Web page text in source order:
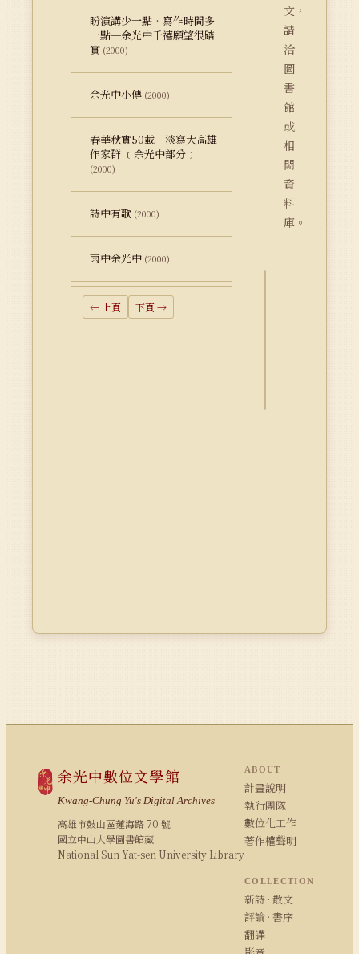
盼演講少一點‧寫作時間多
一點─余光中千禧願望很踏
實 (2000)
余光中小傳 (2000)
春華秋實50載─淡寫大高雄
作家群 ﹝余光中部分﹞
(2000)
詩中有歌 (2000)
雨中余光中 (2000)
← 上頁 下頁 →
文，
請
洽
圖
書
館
或
相
關
資
料
庫。
余光中數位文學館
Kwang-Chung Yu's Digital Archives
高雄市鼓山區蓮海路 70 號
國立中山大學圖書館藏
National Sun Yat-sen University Library
ABOUT
計畫說明
執行團隊
數位化工作
著作權聲明
COLLECTION
新詩 · 散文
評論 · 書序
翻譯